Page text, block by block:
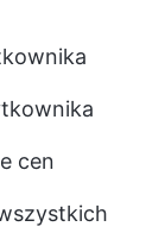
cen